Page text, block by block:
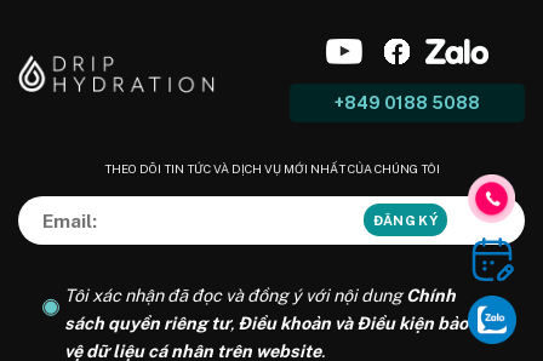
+849 0188 5088
THEO DÕI TIN TỨC VÀ DỊCH VỤ MỚI NHẤT CỦA CHÚNG TÔI
Tôi xác nhận đã đọc và đồng ý với nội dungChính
sách quyền riêng tư, Điều khoản và Điều kiện bảo
vệ dữ liệu cá nhân trên website.